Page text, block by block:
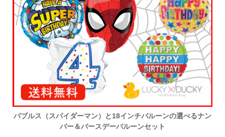
バブルス（スパイダーマン）と18インチバルーンの選べるナン
バー＆バースデーバルーンセット